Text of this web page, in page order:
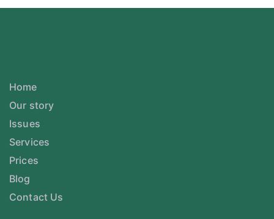
Home
Our story
Issues
Services
Prices
Blog
Contact Us